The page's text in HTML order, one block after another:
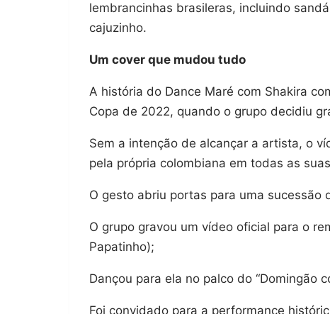
lembrancinhas brasileras, incluindo
cajuzinho.
Um cover que mudou tudo
A história do Dance Maré com Shakira
Copa de 2022, quando o grupo decidiu
Sem a intenção de alcançar a artista, o
pela própria colombiana em todas as
O gesto abriu portas para uma sucessão
O grupo gravou um vídeo oficial para o
Papatinho);
Dançou para ela no palco do “Domingão
Foi convidado para a performance